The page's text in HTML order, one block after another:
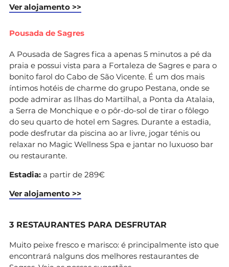
Ver alojamento >>
Pousada de Sagres
A Pousada de Sagres fica a apenas 5 minutos a pé da
praia e possui vista para a Fortaleza de Sagres e para o
bonito farol do Cabo de São Vicente. É um dos mais
íntimos hotéis de charme do grupo Pestana, onde se
pode admirar as Ilhas do Martilhal, a Ponta da Atalaia,
a Serra de Monchique e o pôr-do-sol de tirar o fôlego
do seu quarto de hotel em Sagres. Durante a estadia,
pode desfrutar da piscina ao ar livre, jogar ténis ou
relaxar no Magic Wellness Spa e jantar no luxuoso bar
ou restaurante.
Estadia: a partir de 289€
Ver alojamento >>
3 RESTAURANTES PARA DESFRUTAR
Muito peixe fresco e marisco: é principalmente isto que
encontrará nalguns dos melhores restaurantes de